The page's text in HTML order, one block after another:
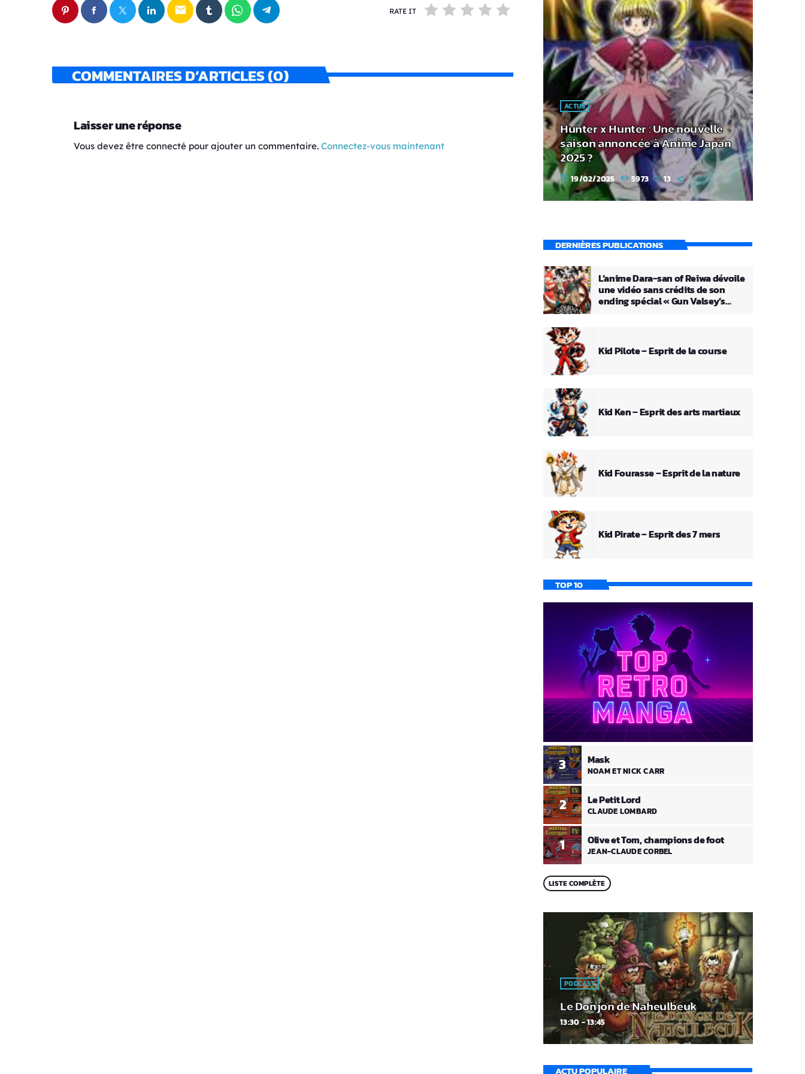
email RATE IT
COMMENTAIRES D’ARTICLES (0)
Laisser une réponse
Vous devez être connecté pour ajouter un commentaire. Connectez-vous maintenant
ACTUS
Hunter x Hunter : Une nouvelle
saison annoncée à Anime Japan
2025 ?
today 19/02/2025 5973 13
DERNIÈRES PUBLICATIONS
L’anime Dara-san of Reiwa dévoile
une vidéo sans crédits de son
ending spécial « Gun Valsey’s
Kid Pilote – Esprit de la course
Kid Ken – Esprit des arts martiaux
Kid Fourasse – Esprit de la nature
Kid Pirate – Esprit des 7 mers
TOP 10
1 Olive et Tom, champions de foot
JEAN-CLAUDE CORBEL
2 Le Petit Lord
CLAUDE LOMBARD
3 Mask
NOAM ET NICK CARR
LISTE COMPLÈTE
PODCAST
Le Donjon de Naheulbeuk
13:30 - 13:45
ACTU POPULAIRE